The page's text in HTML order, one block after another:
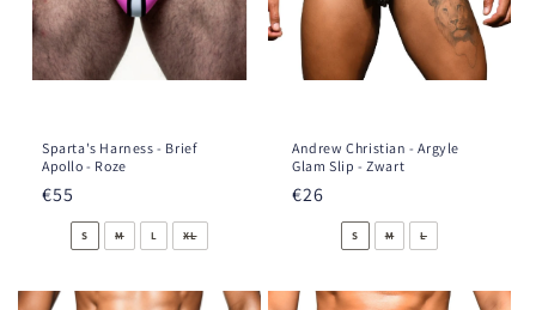
Sparta's Harness - Brief
Apollo - Roze
Prezzo
listino
€55
S M L XL
Andrew Christian - Argyle
Glam Slip - Zwart
Prezzo
listino
€26
S M L